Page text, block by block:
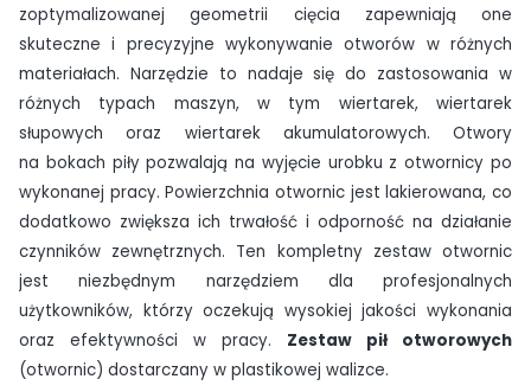
zoptymalizowanej geometrii cięcia zapewniają one
skuteczne i precyzyjne wykonywanie otworów w różnych
materiałach. Narzędzie to nadaje się do zastosowania w
różnych typach maszyn, w tym wiertarek, wiertarek
słupowych oraz wiertarek akumulatorowych. Otwory
na bokach piły pozwalają na wyjęcie urobku z otwornicy po
wykonanej pracy. Powierzchnia otwornic jest lakierowana, co
dodatkowo zwiększa ich trwałość i odporność na działanie
czynników zewnętrznych. Ten kompletny zestaw otwornic
jest niezbędnym narzędziem dla profesjonalnych
użytkowników, którzy oczekują wysokiej jakości wykonania
oraz efektywności w pracy. Zestaw pił otworowych
(otwornic) dostarczany w plastikowej walizce.